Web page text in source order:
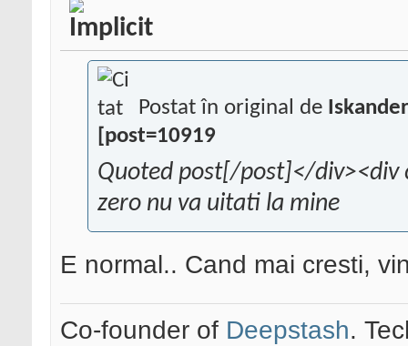
Postat în original de
[post=10919
Quoted post[/post]</div><div
zero nu va uitati la mine
E normal.. Cand mai cresti,
Co-founder of Deepstash.